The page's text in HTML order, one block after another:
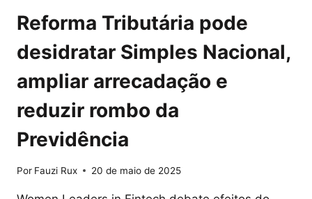
Reforma Tributária pode
desidratar Simples Nacional,
ampliar arrecadação e
reduzir rombo da
Previdência
Por Fauzi Rux 20 de maio de 2025